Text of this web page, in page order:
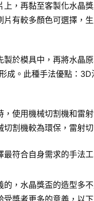
，再黏至客製化水晶
有較多顏色可選擇，
製於模具中，再將水晶
成。此種手法優點：
使用機械切割機和雷
割機較為環保，雷射
符合自身需求的手法
，水晶獎盃的造型多